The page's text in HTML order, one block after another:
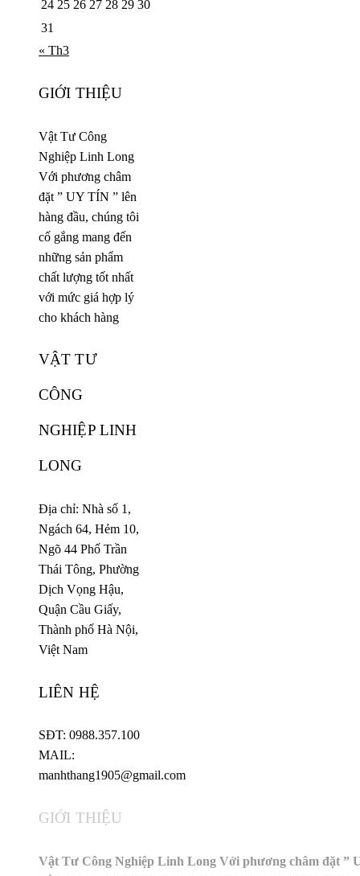
24 25 26 27 28 29 30
31
« Th3
GIỚI THIỆU
Vật Tư Công
Nghiệp Linh Long
Với phương châm
đặt ” UY TÍN ” lên
hàng đầu, chúng tôi
cố gắng mang đến
những sản phẩm
chất lượng tốt nhất
với mức giá hợp lý
cho khách hàng
VẬT TƯ
CÔNG
NGHIỆP LINH
LONG
Địa chỉ: Nhà số 1,
Ngách 64, Hẻm 10,
Ngõ 44 Phố Trần
Thái Tông, Phường
Dịch Vọng Hậu,
Quận Cầu Giấy,
Thành phố Hà Nội,
Việt Nam
LIÊN HỆ
SĐT: 0988.357.100
MAIL:
manhthang1905@gmail.com
GIỚI THIỆU
Vật Tư Công Nghiệp Linh Long Với phương châm đặt ”